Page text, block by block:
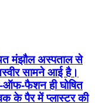
मंझौल अस्पताल से
सामने आई है।
ऑफ-फैशन ही घोषित
के पैर में प्लास्टर की